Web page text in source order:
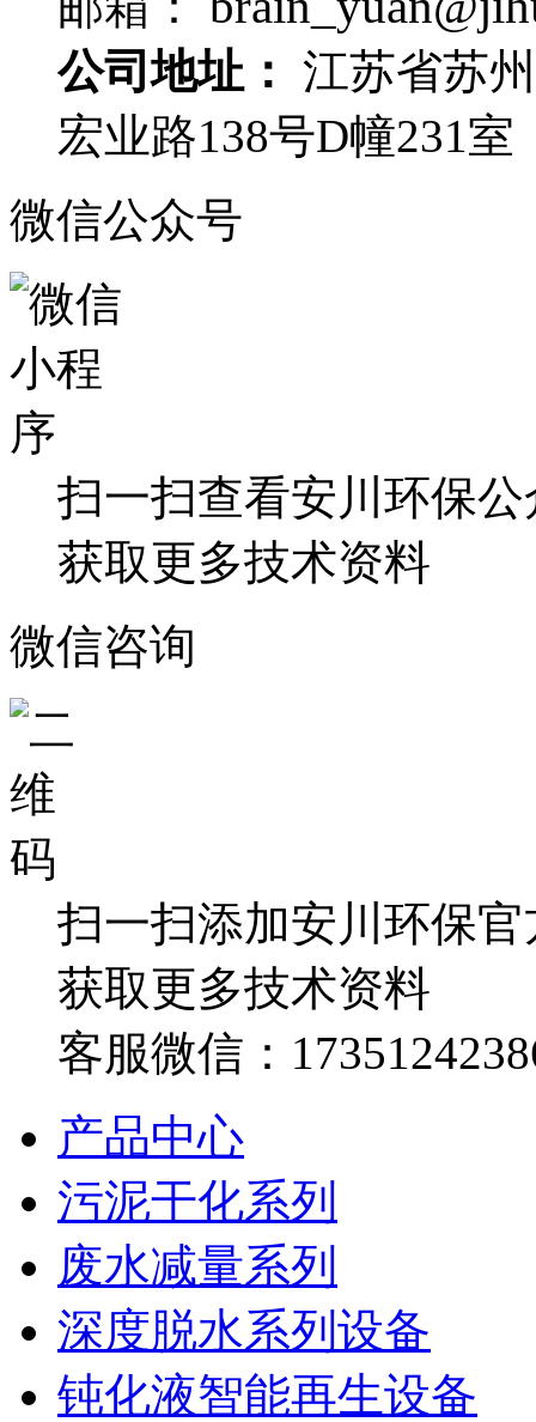
公司地址： 江苏省苏
宏业路138号D幢231室
微信公众号
扫一扫查看安川环保公
获取更多技术资料
微信咨询
扫一扫添加安川环保
获取更多技术资料
客服微信：
产品中心
污泥干化系列
废水减量系列
深度脱水系列设备
钝化液智能再生设备